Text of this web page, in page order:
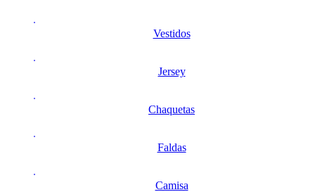
Vestidos
Jersey
Chaquetas
Faldas
Camisa